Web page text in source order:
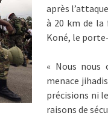
après
à 20 km de la
Koné, le
« Nous nous
menace
précisions ni
raisons de